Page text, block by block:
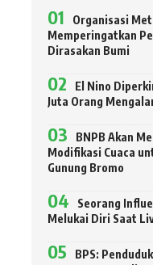
Organisasi
Memperingatkan
Dirasakan Bumi
El Nino
Juta Orang
BNPB Akan
Modifikasi Cuaca
Gunung Bromo
Seorang
Melukai Diri Saat
BPS: